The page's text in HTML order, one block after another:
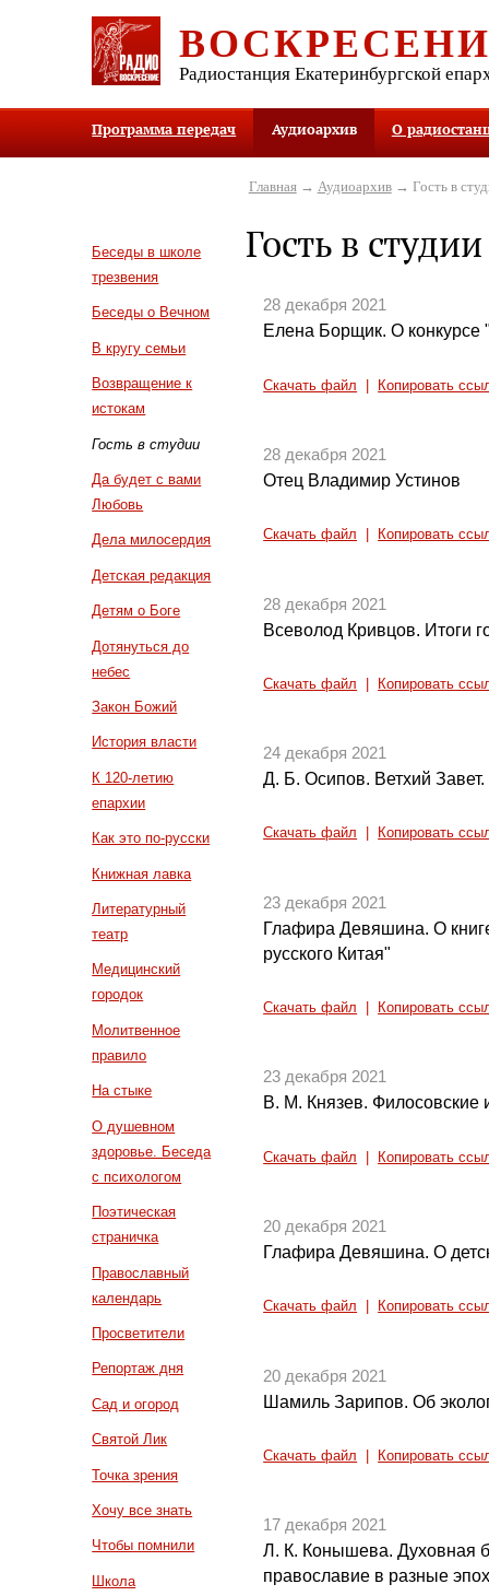
Радиостанция Екатеринбургской
Программа передач Аудиоархив О
Беседы в школе
трезвения
Беседы о Вечном
В кругу семьи
Возвращение к
истокам
Гость в студии
Да будет с вами
Любовь
Дела милосердия
Детская редакция
Детям о Боге
Дотянуться до
небес
Закон Божий
История власти
К 120-летию
епархии
Как это по-русски
Книжная лавка
Литературный
театр
Медицинский
городок
Молитвенное
правило
На стыке
О душевном
здоровье. Беседа
с психологом
Поэтическая
страничка
Православный
календарь
Просветители
Репортаж дня
Сад и огород
Святой Лик
Точка зрения
Хочу все знать
Чтобы помнили
Школа
Главная→ Аудиоархив→ Гость в
Гость в студии
28 декабря 2021
Елена Борщик. О конкурсе
Скачать файл Копировать
28 декабря 2021
Отец Владимир Устинов
Скачать файл Копировать
28 декабря 2021
Всеволод Кривцов. Итоги
Скачать файл Копировать
24 декабря 2021
Д. Б. Осипов. Ветхий
Скачать файл Копировать
23 декабря 2021
Глафира Девяшина. О
русского Китая"
Скачать файл Копировать
23 декабря 2021
В. М. Князев. Филосовские
Скачать файл Копировать
20 декабря 2021
Глафира Девяшина. О
Скачать файл Копировать
20 декабря 2021
Шамиль Зарипов. Об
Скачать файл Копировать
17 декабря 2021
Л. К. Конышева. Духовная
православие в разные